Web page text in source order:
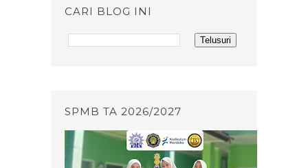
CARI BLOG INI
SPMB TA 2026/2027